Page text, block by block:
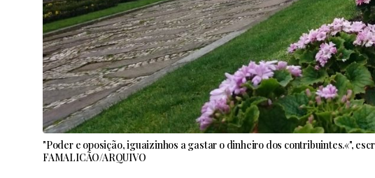
"Poder e oposição, iguaizinhos a gastar o dinheiro dos contribuintes.«",
FAMALICÃO/ARQUIVO